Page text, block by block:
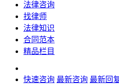
法律咨询
找律师
法律知识
合同范本
精品栏目
快速咨询 最新咨询 最新回